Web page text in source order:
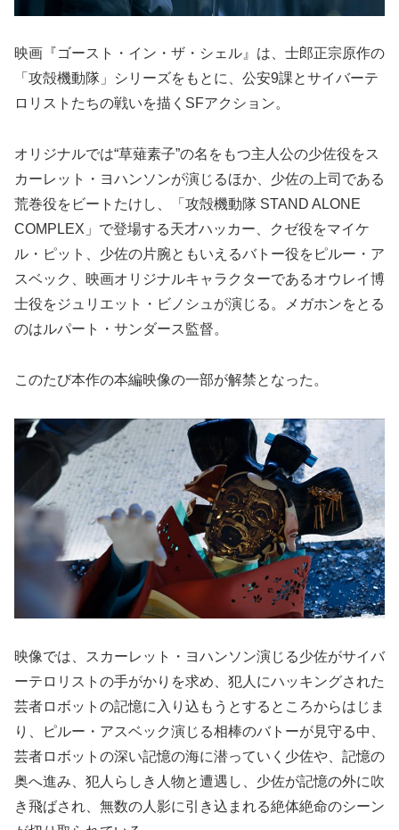
映画『ゴースト・イン・ザ・シェル』は、士郎正宗原作の
「攻殻機動隊」シリーズをもとに、公安9課とサイバーテ
ロリストたちの戦いを描くSFアクション。
オリジナルでは“草薙素子”の名をもつ主人公の少佐役をス
カーレット・ヨハンソンが演じるほか、少佐の上司である
荒巻役をビートたけし、「攻殻機動隊 STAND ALONE
COMPLEX」で登場する天才ハッカー、クゼ役をマイケ
ル・ピット、少佐の片腕ともいえるバトー役をピルー・ア
スベック、映画オリジナルキャラクターであるオウレイ博
士役をジュリエット・ビノシュが演じる。メガホンをとる
のはルパート・サンダース監督。
このたび本作の本編映像の一部が解禁となった。
映像では、スカーレット・ヨハンソン演じる少佐がサイバ
ーテロリストの手がかりを求め、犯人にハッキングされた
芸者ロボットの記憶に入り込もうとするところからはじま
り、ピルー・アスベック演じる相棒のバトーが見守る中、
芸者ロボットの深い記憶の海に潜っていく少佐や、記憶の
奥へ進み、犯人らしき人物と遭遇し、少佐が記憶の外に吹
き飛ばされ、無数の人影に引き込まれる絶体絶命のシーン